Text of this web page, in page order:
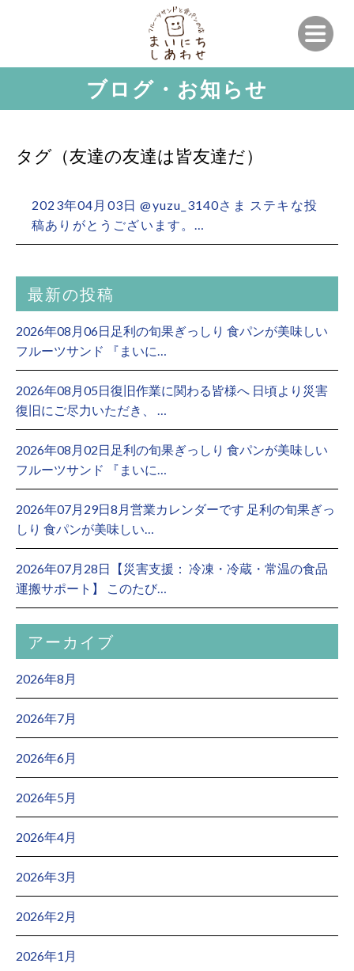
ブログ・お知らせ
タグ（友達の友達は皆友達だ）
2023年04月03日 @yuzu_3140さま ステキな投
稿ありがとうございます。…
最新の投稿
2026年08月06日足利の旬果ぎっしり 食パンが美味しい
フルーツサンド 『まいに…
2026年08月05日復旧作業に関わる皆様へ 日頃より災害
復旧にご尽力いただき、 …
2026年08月02日足利の旬果ぎっしり 食パンが美味しい
フルーツサンド 『まいに…
2026年07月29日8月営業カレンダーです 足利の旬果ぎっ
しり 食パンが美味しい…
2026年07月28日【災害支援： 冷凍・冷蔵・常温の食品
運搬サポート】 このたび…
アーカイブ
2026年8月
2026年7月
2026年6月
2026年5月
2026年4月
2026年3月
2026年2月
2026年1月